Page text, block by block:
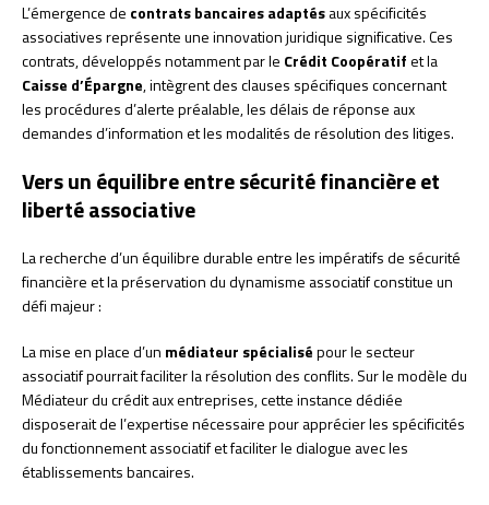
L’émergence de contrats bancaires adaptésaux spécificités
associatives représente une innovation juridique significative. Ces
contrats, développés notamment par le Crédit Coopératifet la
Caisse d’Épargne, intègrent des clauses spécifiques concernant
les procédures d’alerte préalable, les délais de réponse aux
demandes d’information et les modalités de résolution des litiges.
Vers un équilibre entre sécurité financière et
liberté associative
La recherche d’un équilibre durable entre les impératifs de sécurité
financière et la préservation du dynamisme associatif constitue un
défi majeur :
La mise en place d’un médiateur spécialisépour le secteur
associatif pourrait faciliter la résolution des conflits. Sur le modèle du
Médiateur du crédit aux entreprises, cette instance dédiée
disposerait de l’expertise nécessaire pour apprécier les spécificités
du fonctionnement associatif et faciliter le dialogue avec les
établissements bancaires.